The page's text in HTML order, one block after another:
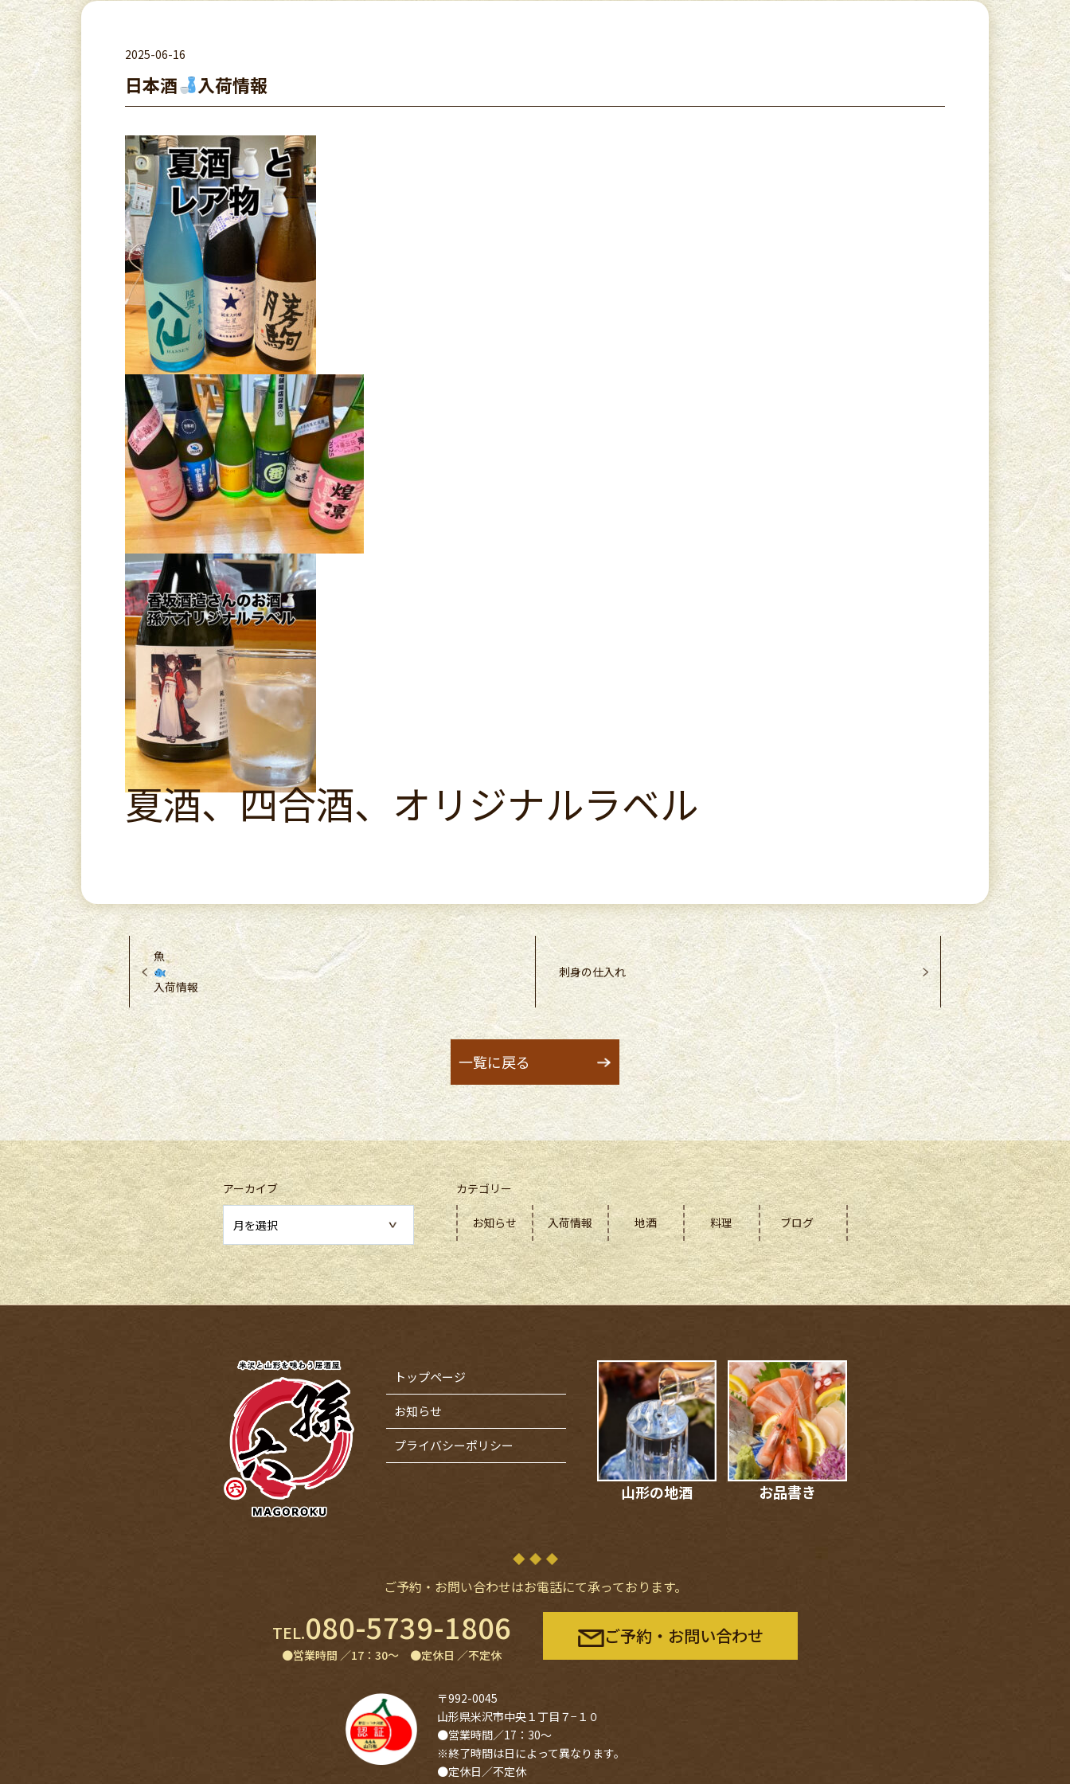
2025-06-16
日本酒 入荷情報
夏酒、四合酒、オリジナルラベル
魚
入荷情報
刺身の仕入れ
一覧に戻る
アーカイブ カテゴリー
お知らせ 入荷情報 地酒 料理 ブログ
トップページ
お知らせ
プライバシーポリシー
山形の地酒 お品書き
ご予約・お問い合わせはお電話にて承っております。
TEL.080-5739-1806
●営業時間 ／17：30〜 ●定休⽇ ／不定休
ご予約・お問い合わせ
〒992-0045
山形県米沢市中央１丁目７−１０
●営業時間／17：30〜
※終了時間は日によって異なります。
●定休日／不定休